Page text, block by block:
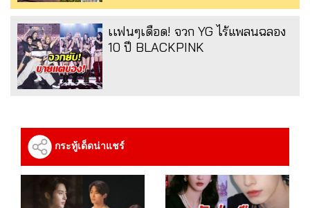
เเฟนๆเดือด! จวก YG ไร้แพลนฉลอง
10 ปี BLACKPINK
กระทู้เด็ดน่าแชร์